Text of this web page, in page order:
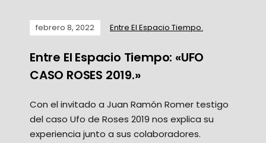
febrero 8, 2022 Entre El Espacio Tiempo.
Entre El Espacio Tiempo: «UFO
CASO ROSES 2019.»
Con el invitado a Juan Ramón Romer testigo
del caso Ufo de Roses 2019 nos explica su
experiencia junto a sus colaboradores.